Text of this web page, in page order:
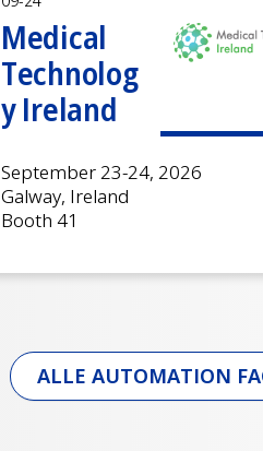
Medical
Technolog
y Ireland
September 23-24, 2026
Galway, Ireland
Booth 41
ALLE AUTOMATION